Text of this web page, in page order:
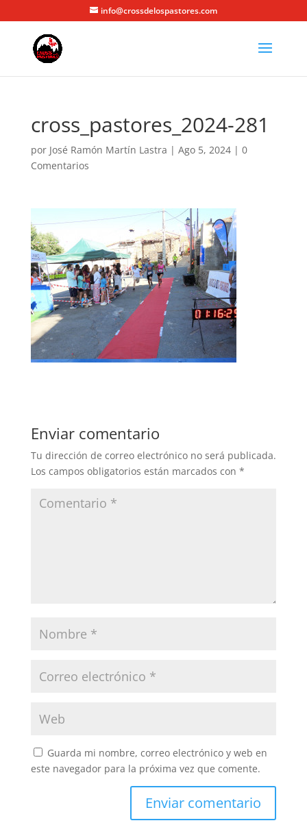
info@crossdelospastores.com
cross_pastores_2024-281
por José Ramón Martín Lastra | Ago 5, 2024| 0
Comentarios
Enviar comentario
Tu dirección de correo electrónico no será publicada.
Los campos obligatorios están marcados con *
Guarda mi nombre, correo electrónico y web en
este navegador para la próxima vez que comente.